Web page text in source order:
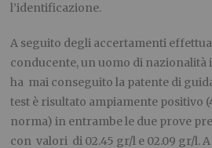
l’identificazione.
A seguito degli accertamenti
conducente, un uomo di nazionalità
ha mai conseguito la patente di
test è risultato ampiamente positivo
norma) in entrambe le due prove
con valori di 02.45 gr/l e 02.09 gr/l.